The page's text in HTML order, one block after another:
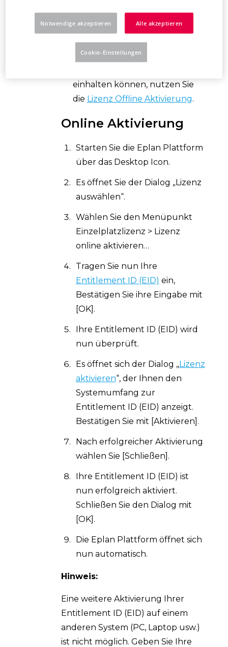
Firewalleine
Onlinekommunikation zulässt.
Sollten Sie die oben genannten
einhalten können, nutzen Sie
die Lizenz Offline Aktivierung.
Online Aktivierung
Starten Sie die Eplan Plattform
über das Desktop Icon.
Es öffnet Sie der Dialog „Lizenz
auswählen“.
Wählen Sie den Menüpunkt
Einzelplatzlizenz > Lizenz
online aktivieren…
Tragen Sie nun Ihre
Entitlement ID (EID) ein,
Bestätigen Sie ihre Eingabe mit
[OK].
Ihre Entitlement ID (EID) wird
nun überprüft.
Es öffnet sich der Dialog „Lizenz
aktivieren“, der Ihnen den
Systemumfang zur
Entitlement ID (EID) anzeigt.
Bestätigen Sie mit [Aktivieren].
Nach erfolgreicher Aktivierung
wählen Sie [Schließen].
Ihre Entitlement ID (EID) ist
nun erfolgreich aktiviert.
Schließen Sie den Dialog mit
[OK].
Die Eplan Plattform öffnet sich
nun automatisch.
Hinweis:
Eine weitere Aktivierung Ihrer
Entitlement ID (EID) auf einem
anderen System (PC, Laptop usw.)
ist nicht möglich. Geben Sie Ihre
Notwendige akzeptieren Alle akzeptieren
Cookie-Einstellungen